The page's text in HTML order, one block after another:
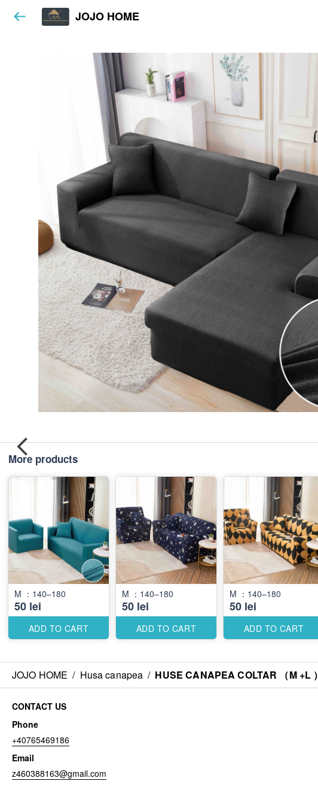
JOJO HOME
More products
M ：140–180
50 lei
ADD TO CART
M ：140–180
50 lei
ADD TO CART
M ：140–180
50 lei
ADD TO CART
JOJO HOME / Husa canapea / HUSE CANAPEA COLTAR （M +L ）
CONTACT US
Phone
+40765469186
Email
z460388163@gmail.com